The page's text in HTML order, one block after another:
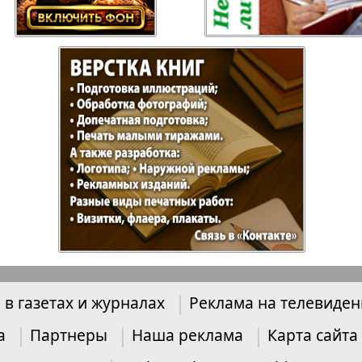
Отдыхай-Купи-
продай
Пражский
телеграф
экспресс
Районка-Nord-Ost-
Bremen
Рейнская газета
Русская Мысль
Русская
газетах и журналах Реклама на
Партнеры Наша реклама Карта сайта